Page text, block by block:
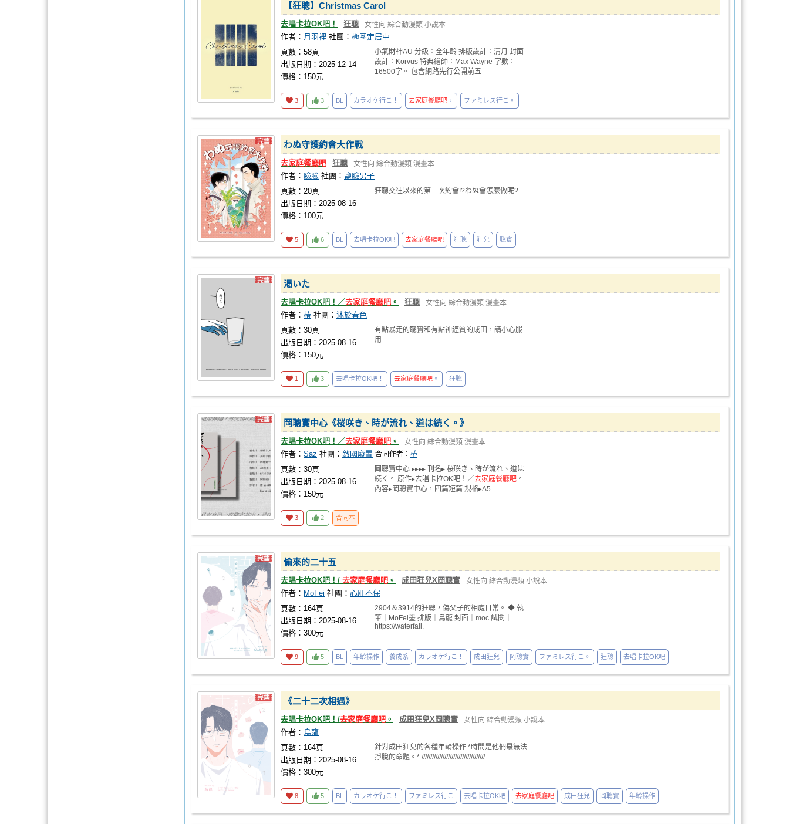
【狂聰】Christmas Carol
去唱卡拉OK吧！ 狂聰 女性向 綜合動漫類 小說本
作者： 月羽裡 社團： 極圈定居中
頁數：58頁
出版日期：2025-12-14
價格：150元
小氣財神AU 分級：全年齡 排版設計：清月 封面
設計：Korvus 特典繪師：Max Wayne 字數：
16500字。 包含網路先行公開前五
3 3 BL カラオケ行こ！ 去家庭餐廳吧 。 ファミレス行こ。
わぬ守護約會大作戰
去家庭餐廳吧 狂聰 女性向 綜合動漫類 漫畫本
作者： 臉臉 社團： 鹽臉男子
頁數：20頁
出版日期：2025-08-16
價格：100元
狂聰交往以來的第一次約會!?わぬ會怎麼做呢?
5 6 BL 去唱卡拉OK吧 去家庭餐廳吧 狂聰 狂兒 聰實
渇いた
去唱卡拉OK吧！／去家庭餐廳吧 。 狂聰 女性向 綜合動漫類 漫畫本
作者： 椿 社團： 沐於春色
頁數：30頁
出版日期：2025-08-16
價格：150元
有點暴走的聰實和有點神經質的成田，請小心服
用
1 3 去唱卡拉OK吧！ 去家庭餐廳吧 。 狂聰
岡聰實中心《桜咲き、時が流れ、道は続く。》
去唱卡拉OK吧！／去家庭餐廳吧 。 女性向 綜合動漫類 漫畫本
作者： Saz 社團： 敵國廢置 合同作者： 椿
頁數：30頁
出版日期：2025-08-16
價格：150元
岡聰實中心 ▸▸▸▸ 刊名▸ 桜咲き、時が流れ、道は
続く。 原作▸去唱卡拉OK吧！／去家庭餐廳吧 。
內容▸岡聰實中心，四篇短篇 規格▸A5
3 2 合同本
偷來的二十五
去唱卡拉OK吧！/ 去家庭餐廳吧 。 成田狂兒X岡聰實 女性向 綜合動漫類 小說本
作者： MoFei 社團： 心肝不保
頁數：164頁
出版日期：2025-08-16
價格：300元
2904＆3914的狂聰，偽父子的相處日常。 ◆ 執
筆｜MoFei墨 排版｜烏龍 封面｜moc 試閱｜
https://waterfall.
9 5 BL 年齡操作 養成系 カラオケ行こ！ 成田狂兒 岡聰實 ファミレス行こ。 狂聰 去唱卡拉OK吧
《二十二次相遇》
去唱卡拉OK吧！/去家庭餐廳吧 。 成田狂兒X岡聰實 女性向 綜合動漫類 小說本
作者： 烏龍
頁數：164頁
出版日期：2025-08-16
價格：300元
針對成田狂兒的各種年齡操作 *時間是他們最無法
掙脫的命題。* ////////////////////////////////////
8 5 BL カラオケ行こ！ ファミレス行こ 去唱卡拉OK吧 去家庭餐廳吧 成田狂兒 岡聰實 年齡操作